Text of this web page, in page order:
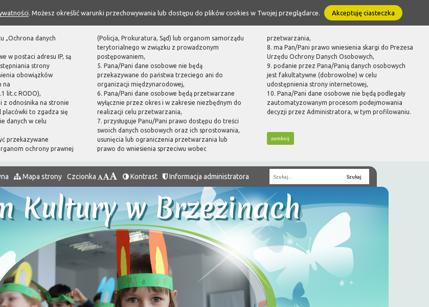
. Możesz określić warunki przechowywania lub dostępu do plików cookies w Twojej przeglądarce. Akceptuję ciasteczka
„Ochrona danych
w postaci adresu IP, są
strony
obowiązków
na
lit.c RODO),
z odnośnika na stronie
placówki to zgadza się
danych w celu
przekazywane
ochrony prawnej
(Policja, Prokuratura, Sąd) lub organom samorządu
terytorialnego w związku z prowadzonym
postępowaniem,
5. Pana/Pani dane osobowe nie będą
przekazywane do państwa trzeciego ani do
organizacji międzynarodowej,
6. Pana/Pani dane osobowe będą przetwarzane
wyłącznie przez okres i w zakresie niezbędnym do
realizacji celu przetwarzania,
7. przysługuje Panu/Pani prawo dostępu do treści
swoich danych osobowych oraz ich sprostowania,
usunięcia lub ograniczenia przetwarzania lub
prawo do wniesienia sprzeciwu wobec
przetwarzania,
8. ma Pan/Pani prawo wniesienia skargi do Prezesa
Urzędu Ochrony Danych Osobowych,
9. podanie przez Pana/Panią danych osobowych
jest fakultatywne (dobrowolne) w celu
udostępnienia strony internetowej,
10. Pana/Pani dane osobowe nie będą podlegały
zautomatyzowanym procesom podejmowania
decyzji przez Administratora, w tym profilowaniu.
zamknij
Mapa strony Czcionka Kontrast Informacja administratora
Fraza
Kultury w Brzezinach